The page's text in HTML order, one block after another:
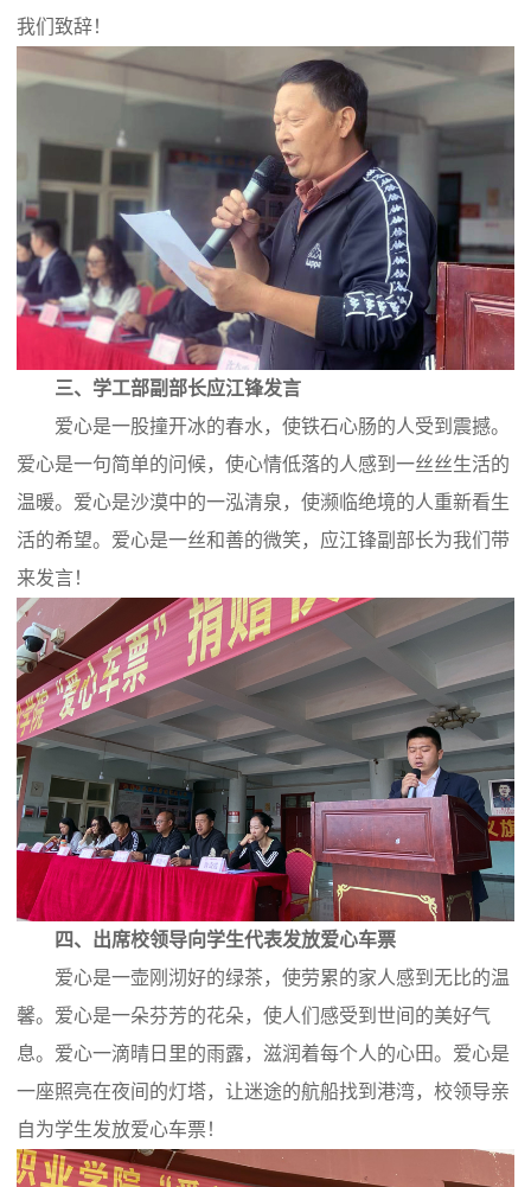
我们致辞！
三、学工部副部长应江锋发言
爱心是一股撞开冰的春水，使铁石心肠的人受到震撼。
爱心是一句简单的问候，使心情低落的人感到一丝丝生活的
温暖。爱心是沙漠中的一泓清泉，使濒临绝境的人重新看生
活的希望。爱心是一丝和善的微笑，应江锋副部长为我们带
来发言！
四、出席校领导向学生代表发放爱心车票
爱心是一壶刚沏好的绿茶，使劳累的家人感到无比的温
馨。爱心是一朵芬芳的花朵，使人们感受到世间的美好气
息。爱心一滴晴日里的雨露，滋润着每个人的心田。爱心是
一座照亮在夜间的灯塔，让迷途的航船找到港湾，校领导亲
自为学生发放爱心车票！